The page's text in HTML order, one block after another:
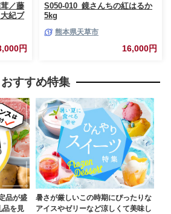
／藤
紀ブ
紀町
円
S050-010_鏡さんちの紅はるか
5kg
熊本県天草市
16,000円
おすすめ特集
品が盛
品を見
暑さが厳しいこの時期にぴったりな
アイスやゼリーなど涼しくて美味し